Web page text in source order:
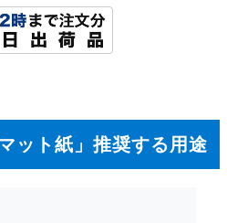
ット紙」推奨する用途